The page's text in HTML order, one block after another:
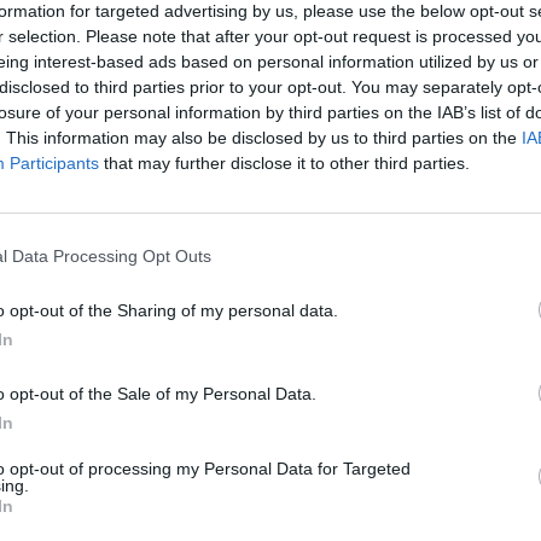
for targeted advertising by us, please use the below opt-out
selection. Please note that after your opt-out request is processed
interest-based ads based on personal information utilized by us
to third parties prior to your opt-out. You may separately
of your personal information by third parties on the IAB’s list of
This information may also be disclosed by us to third parties on the
Participants that may further disclose it to other third parties.
Data Processing Opt Outs
opt-out of the Sharing of my personal data.
opt-out of the Sale of my Personal Data.
opt-out of processing my Personal Data for Targeted
ks. Romualda Kujawskiego biskupem
sierpnia 2008 roku odbyły się w Palmas w
Ceremonii przewodniczył arcybiskup
był arcybiskup Stanisław
Ojciec Święty Benedykt XVI mianował
Biskup Kujawski na swoje hasło
16,13).
tu dla Ciebie!
z życia Kościoła w Polsce i na świecie.
będzie coraz trudniejsze.
za pośrednictwem serwisu Patronite.
Więcej informacji znajdziesz